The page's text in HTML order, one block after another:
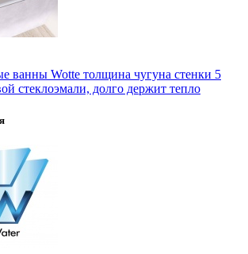
ванны Wotte толщина чугуна стенки 5
стеклоэмали, долго держит тепло